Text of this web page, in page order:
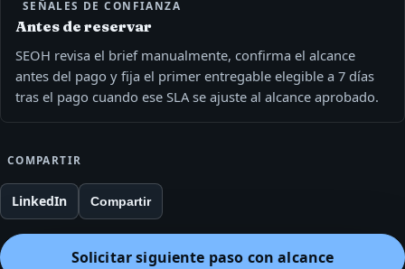
SEÑALES DE CONFIANZA
Antes de reservar
SEOH revisa el brief manualmente, confirma el alcance
antes del pago y fija el primer entregable elegible a 7 días
tras el pago cuando ese SLA se ajuste al alcance aprobado.
COMPARTIR
LinkedIn Compartir
Solicitar siguiente paso con alcance